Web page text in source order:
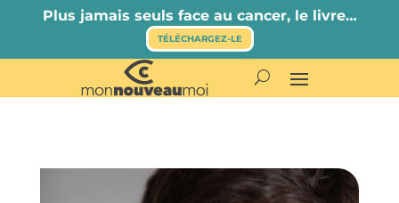
Plus jamais seuls face au cancer, le livre…
TÉLÉCHARGEZ-LE